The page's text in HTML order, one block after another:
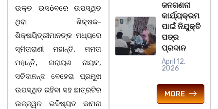
ଉକ୍ତ ଉସôବରେ ଉପସ୍ଥିତ
ଥିବା ଶିକ୍ଷକ-
ଶିକ୍ଷୟିତ୍ରୀମାନଙ୍କ ମଧ୍ୟରେ
ସ୍ମିତାରାଣୀ ମହାନ୍ତି, ମମତା
ମହାନ୍ତି, ନାରାୟଣ ନାୟକ,
ସଚିଦାନନ୍ଦ ବେହେରା ପ୍ରମୁଖ
ଉପସ୍ଥିତ ରହିବା ସହ ଛାତ୍ରଟିର
ଉଜ୍ଜ୍ୱଳ ଭବିଷ୍ୟତ କାମନା
ଜନଗଣନା
କାର୍ଯ୍ୟକ୍ରମ
ପାଇଁ ନିଯୁକ୍ତି
ପତ୍ର
ପ୍ରଦାନ
April 12,
2026
MORE